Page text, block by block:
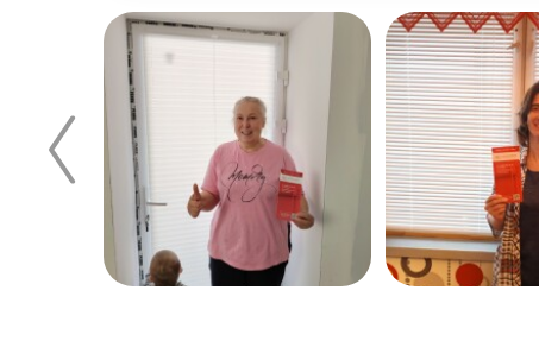
материал и конструкцию стен, наличие
Монтаж карниза